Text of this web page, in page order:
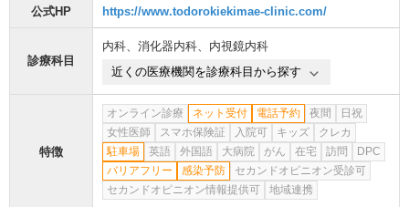
公式HP https://www.todorokiekimae-clinic.com/
診療科目
内科、 消化器内科、 内視鏡内科
近くの医療機関を診療科目から探す
特徴
オンライン診療 ネット受付 電話予約 夜間
日祝
女性医師
スマホ保険証 入院可 キッズ
クレカ
駐車場
英語 外国語 大病院 がん 在宅 訪問
DPC
バリアフリー
感染予防
セカンドオピニオン受診可
セカンドオピニオン情報提供可
地域連携